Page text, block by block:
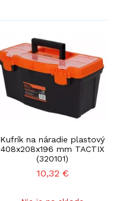
Kufrík na náradie plastový
408x208x196 mm TACTIX
(320101)
10,32 €